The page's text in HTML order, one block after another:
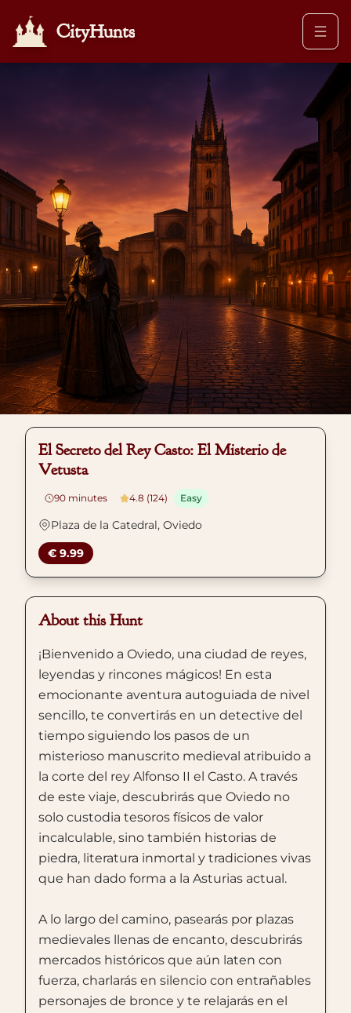
CityHunts
El Secreto del Rey Casto: El Misterio de
Vetusta
90 minutes 4.8 (124) Easy
Plaza de la Catedral, Oviedo
€ 9.99
About this Hunt
¡Bienvenido a Oviedo, una ciudad de reyes,
leyendas y rincones mágicos! En esta
emocionante aventura autoguiada de nivel
sencillo, te convertirás en un detective del
tiempo siguiendo los pasos de un
misterioso manuscrito medieval atribuido a
la corte del rey Alfonso II el Casto. A través
de este viaje, descubrirás que Oviedo no
solo custodia tesoros físicos de valor
incalculable, sino también historias de
piedra, literatura inmortal y tradiciones vivas
que han dado forma a la Asturias actual.
A lo largo del camino, pasearás por plazas
medievales llenas de encanto, descubrirás
mercados históricos que aún laten con
fuerza, charlarás en silencio con entrañables
personajes de bronce y te relajarás en el